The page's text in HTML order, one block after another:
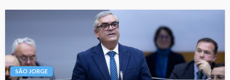
SÃO JORGE